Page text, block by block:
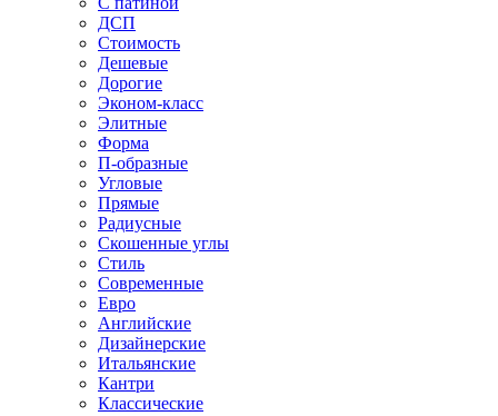
ДСП
Стоимость
Дешевые
Дорогие
Эконом-класс
Элитные
Форма
П-образные
Угловые
Прямые
Радиусные
Скошенные углы
Стиль
Современные
Евро
Английские
Дизайнерские
Итальянские
Кантри
Классические